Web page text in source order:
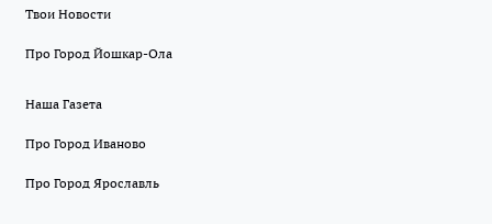
Твои Новости
Про Город Йошкар-Ола
Наша Газета
Про Город Иваново
Про Город Ярославль